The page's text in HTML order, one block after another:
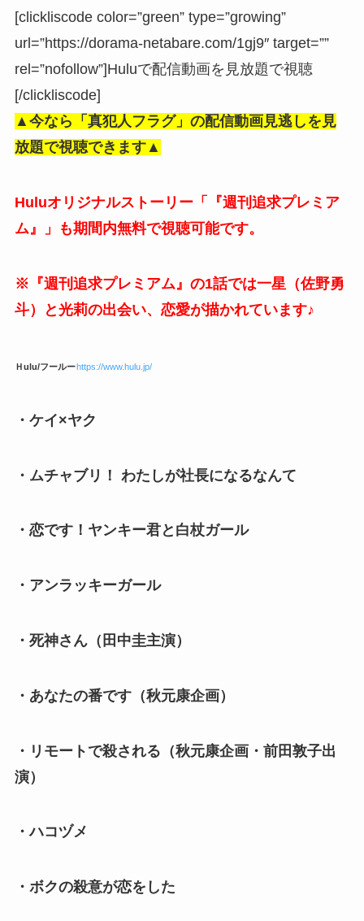
[clickliscode color=”green” type=”growing”
url=”https://dorama-netabare.com/1gj9″ target=””
rel=”nofollow”]Huluで配信動画を見放題で視聴
[/clickliscode]
▲今なら「真犯人フラグ」の配信動画見逃しを見
放題で視聴できます▲
Huluオリジナルストーリー「『週刊追求プレミア
ム』」も期間内無料で視聴可能です。
※『週刊追求プレミアム』の1話では一星（佐野勇
斗）と光莉の出会い、恋愛が描かれています♪
Ｈulu/フールーhttps://www.hulu.jp/
・ケイ×ヤク
・ムチャブリ！ わたしが社長になるなんて
・恋です！ヤンキー君と白杖ガール
・アンラッキーガール
・死神さん（田中圭主演）
・あなたの番です（秋元康企画）
・リモートで殺される（秋元康企画・前田敦子出
演）
・ハコヅメ
・ボクの殺意が恋をした